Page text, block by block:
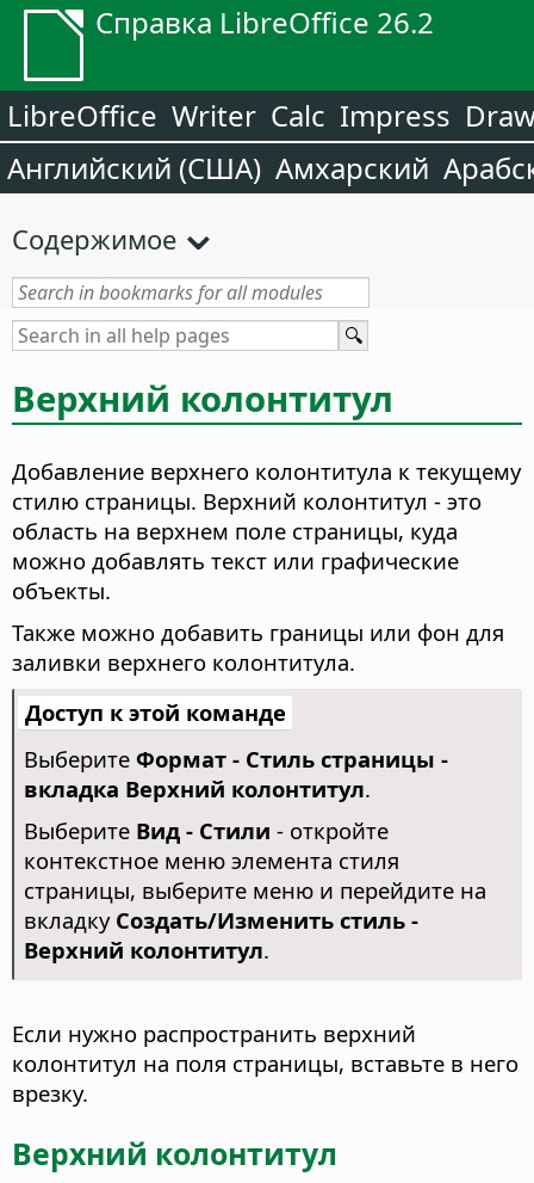
Справка LibreOffice 26.2
LibreOffice Writer Calc Impress
Английский (США) Амхарский
Содержимое
Верхний колонтитул
Добавление верхнего колонтитула к текущему
стилю страницы. Верхний колонтитул - это
область на верхнем поле страницы, куда
можно добавлять текст или графические
объекты.
Также можно добавить границы или фон для
заливки верхнего колонтитула.
Доступ к этой команде
Выберите Формат - Стиль страницы -
вкладка Верхний колонтитул.
Выберите Вид - Стили - откройте
контекстное меню элемента стиля
страницы, выберите меню и перейдите на
вкладку Создать/Изменить стиль -
Верхний колонтитул.
Если нужно распространить верхний
колонтитул на поля страницы, вставьте в него
врезку.
Верхний колонтитул